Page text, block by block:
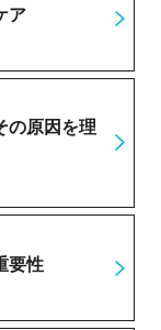
ア
の原因を理
要性